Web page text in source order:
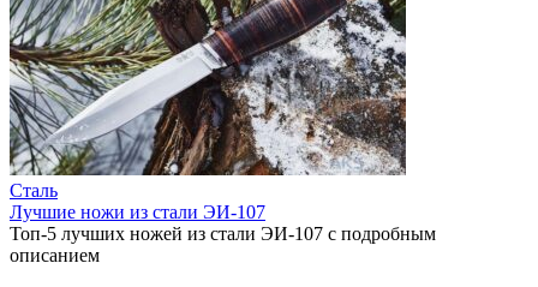
Сталь
Лучшие ножи из стали ЭИ-107
Топ-5 лучших ножей из стали ЭИ-107 с подробным
описанием